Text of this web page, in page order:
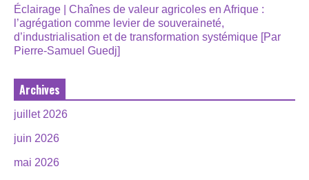
Éclairage | Chaînes de valeur agricoles en Afrique :
l’agrégation comme levier de souveraineté,
d’industrialisation et de transformation systémique [Par
Pierre-Samuel Guedj]
Archives
juillet 2026
juin 2026
mai 2026